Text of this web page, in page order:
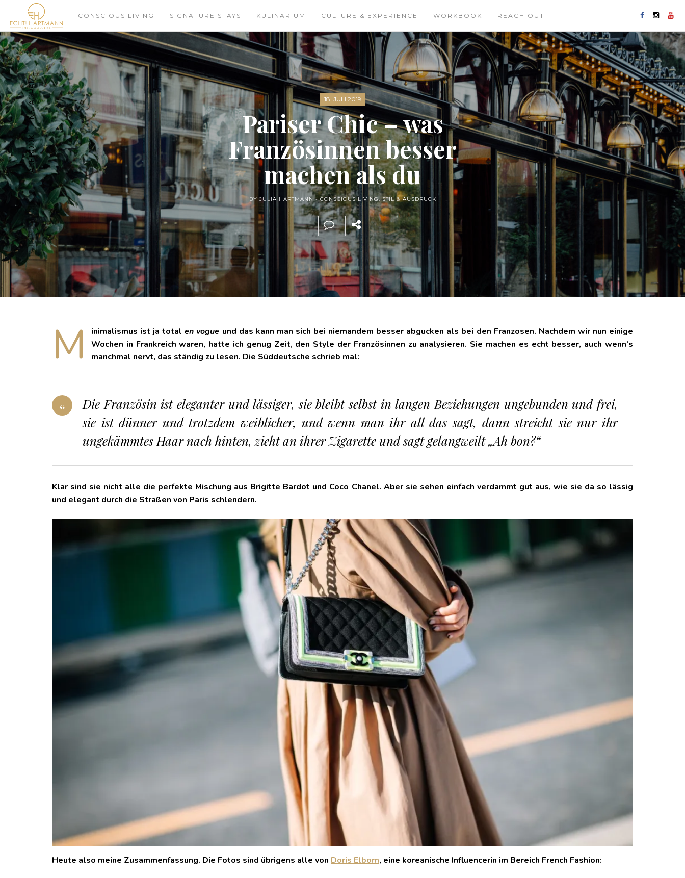
SUPPORT US ON:
FACEBOOK
INSTAGRAM
CONSCIOUS LIVING SIGNATURE STAYS KULINARIUM CULTURE & EXPERIENCE WORKBOOK REACH OUT
18. JULI 2019
Pariser Chic – was
Französinnen besser
machen als du
BY JULIA HARTMANN - CONSCIOUS LIVING,STIL & AUSDRUCK
M inimalismus ist ja totalen vogue und das kann man sich bei niemandem besser abgucken als bei den Franzosen. Nachdem wir nun einige
Wochen in Frankreich waren, hatte ich genug Zeit, den Style der Französinnen zu analysieren. Sie machen es echt besser, auch wenn’s
manchmal nervt, das ständig zu lesen. Die Süddeutsche schrieb mal:
Die Französin ist eleganter und lässiger, sie bleibt selbst in langen Beziehungen ungebunden und frei,
sie ist dünner und trotzdem weiblicher, und wenn man ihr all das sagt, dann streicht sie nur ihr
ungekämmtes Haar nach hinten, zieht an ihrer Zigarette und sagt gelangweilt „Ah bon?“
Klar sind sie nicht alle die perfekte Mischung aus Brigitte Bardot und Coco Chanel. Aber sie sehen einfach verdammt gut aus, wie sie da so lässig
und elegant durch die Straßen von Paris schlendern.
Heute also meine Zusammenfassung. Die Fotos sind übrigens alle von Doris Elborn, eine koreanische Influencerin im Bereich French Fashion: